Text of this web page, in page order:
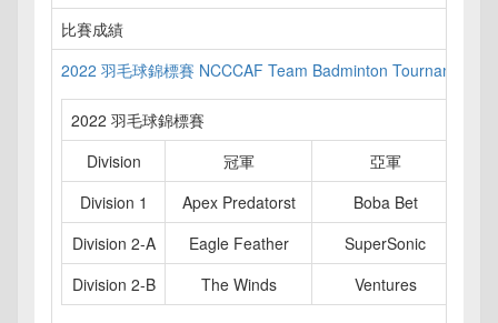
比賽成績
2022 羽毛球錦標賽 NCCCAF Team Badminton Tournament
2022 羽毛球錦標賽
Division
冠軍
亞軍
Division 1
Apex Predatorst Boba Bet
Division 2-A
Eagle Feather
SuperSonic
Division 2-B
The Winds Ventures